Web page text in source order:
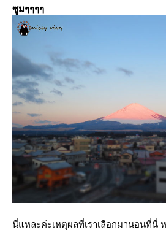
ซูมๆๆๆๆ
นี่แหละค่ะเหตุผลที่เราเลือกมานอนที่นี่